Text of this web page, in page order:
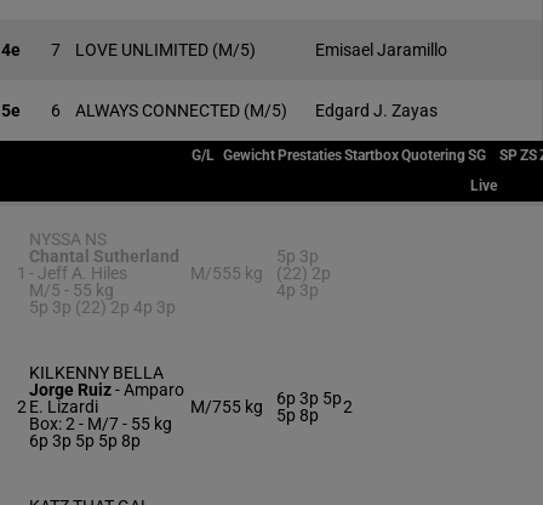
4e 7 LOVE UNLIMITED (M/5) Emisael Jaramillo
5e 6 ALWAYS CONNECTED (M/5) Edgard J. Zayas
G/L Gewicht PrestatiesStartboxQuoteringSG SPZS
Live
1
NYSSA NS
Chantal Sutherland
- Jeff A. Hiles
M/5 - 55 kg
5p 3p (22) 2p 4p 3p
M/555 kg
5p 3p
(22) 2p
4p 3p
2
KILKENNY BELLA
Jorge Ruiz-Amparo
E. Lizardi
Box: 2 - M/7 - 55 kg
6p 3p 5p 5p 8p
M/755 kg
6p 3p 5p
5p 8p
2